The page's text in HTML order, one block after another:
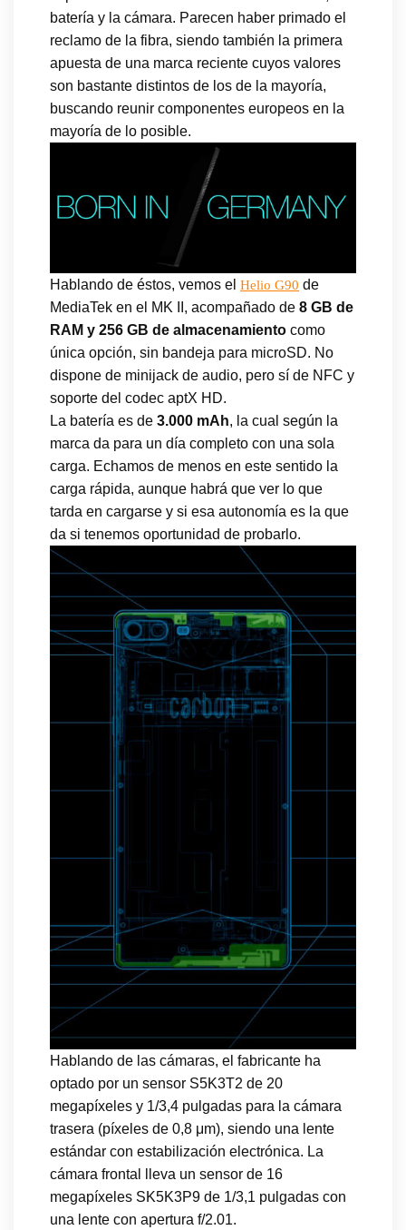
batería y la cámara. Parecen haber primado el
reclamo de la fibra, siendo también la primera
apuesta de una marca reciente cuyos valores
son bastante distintos de los de la mayoría,
buscando reunir componentes europeos en la
mayoría de lo posible.
Hablando de éstos, vemos el Helio G90 de
MediaTek en el MK II, acompañado de 8 GB de
RAM y 256 GB de almacenamiento como
única opción, sin bandeja para microSD. No
dispone de minijack de audio, pero sí de NFC y
soporte del codec aptX HD.
La batería es de 3.000 mAh, la cual según la
marca da para un día completo con una sola
carga. Echamos de menos en este sentido la
carga rápida, aunque habrá que ver lo que
tarda en cargarse y si esa autonomía es la que
da si tenemos oportunidad de probarlo.
Hablando de las cámaras, el fabricante ha
optado por un sensor S5K3T2 de 20
megapíxeles y 1/3,4 pulgadas para la cámara
trasera (píxeles de 0,8 μm), siendo una lente
estándar con estabilización electrónica. La
cámara frontal lleva un sensor de 16
megapíxeles SK5K3P9 de 1/3,1 pulgadas con
una lente con apertura f/2.01.